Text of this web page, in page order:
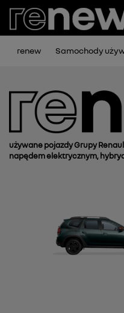
renew Samochody
używane pojazdy Grupy
napędem elektrycznym,